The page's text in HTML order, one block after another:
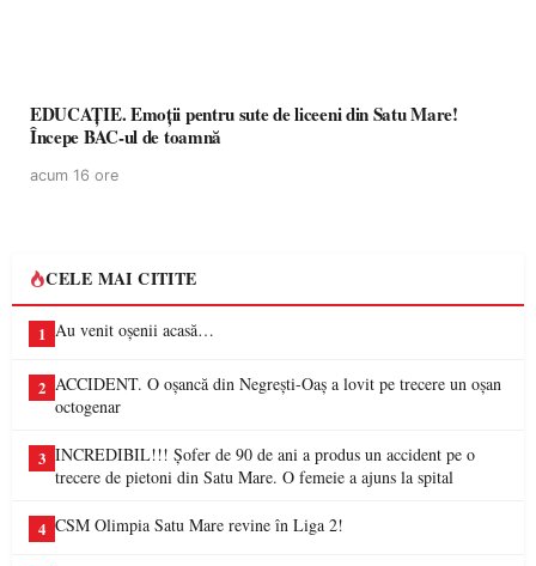
EDUCAȚIE. Emoții pentru sute de liceeni din Satu Mare!
Începe BAC-ul de toamnă
acum 16 ore
CELE MAI CITITE
1 Au venit oșenii acasă…
2 ACCIDENT. O oșancă din Negrești-Oaș a lovit pe trecere un oșan
octogenar
3 INCREDIBIL!!! Șofer de 90 de ani a produs un accident pe o
trecere de pietoni din Satu Mare. O femeie a ajuns la spital
4 CSM Olimpia Satu Mare revine în Liga 2!